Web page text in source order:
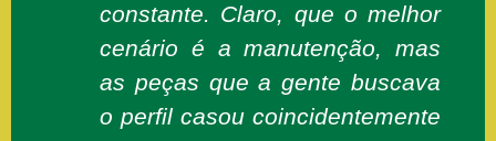
constante. Claro, que o melhor
cenário é a manutenção, mas
as peças que a gente buscava
o perfil casou coincidentemente